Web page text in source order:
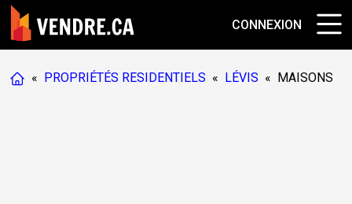
CONNEXION
« PROPRIÉTÉS RESIDENTIELS « LÉVIS « MAISONS